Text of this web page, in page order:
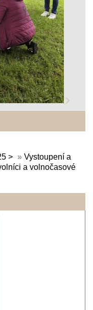
» Vystoupení a
a volnočasové